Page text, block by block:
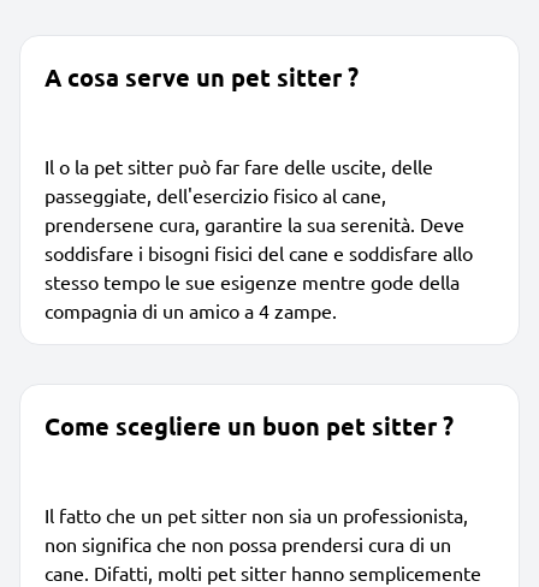
A cosa serve un pet sitter ?
Il o la pet sitter può far fare delle uscite, delle
passeggiate, dell'esercizio fisico al cane,
prendersene cura, garantire la sua serenità. Deve
soddisfare i bisogni fisici del cane e soddisfare allo
stesso tempo le sue esigenze mentre gode della
compagnia di un amico a 4 zampe.
Come scegliere un buon pet sitter ?
Il fatto che un pet sitter non sia un professionista,
non significa che non possa prendersi cura di un
cane. Difatti, molti pet sitter hanno semplicemente